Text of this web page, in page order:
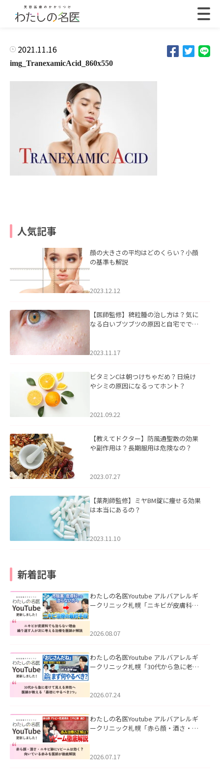
2021.11.16
img_TranexamicAcid_860x550
人気記事
顔の大きさの平均はどのくらい？小顔
の基準も解説
2023.12.12
【医師監修】稗粒腫の治し方は？気に
なる白いブツブツの原因と自宅ででき
2023.11.17
ビタミンCは朝つけちゃだめ？日焼け
やシミの原因になるってホント？
2021.09.22
【教えてドクター】防風通聖散の効果
や副作用は？長期服用は危険なの？
2023.07.27
【薬剤師監修】ミヤBM錠に痩せる効果
は本当にあるの？
2023.11.10
新着記事
わたしの名医Youtube アルバアレルギ
ークリニック札幌「ニキビが皮膚科で
ました。
2026.08.07
わたしの名医Youtube アルバアレルギ
ークリニック札幌「30代から急に老け
た。
2026.07.24
わたしの名医Youtube アルバアレルギ
ークリニック札幌「赤ら顔・酒さ・ニ
した。
2026.07.17